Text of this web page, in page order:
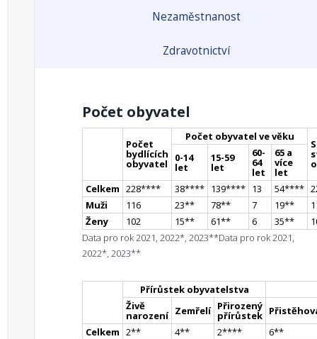
Nezaměstnanost
Zdravotnictví
Počet obyvatel
Počet
bydlících
obyvatel
Počet obyvatel ve věku
0-14
let
15-59
let
60-
64
let
65 a
více
let
Celkem 228**** 38**** 139**** 13 54****
Muži
116 23** 78** 7 19**
Ženy
102 15** 61** 6 35**
Data pro rok 2021, 2022*, 2023**Data pro rok 2021,
2022*, 2023**
Přírůstek obyvatelstva
Živě
narození Zemřelí Přirozený
přírůstek
Celkem 2** 4** 2**** 6**